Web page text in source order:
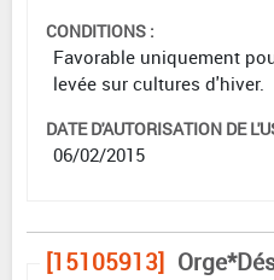
CONDITIONS :
Favorable uniquement
levée sur cultures d'hiver.
DATE D'AUTORISATION DE
06/02/2015
[15105913]